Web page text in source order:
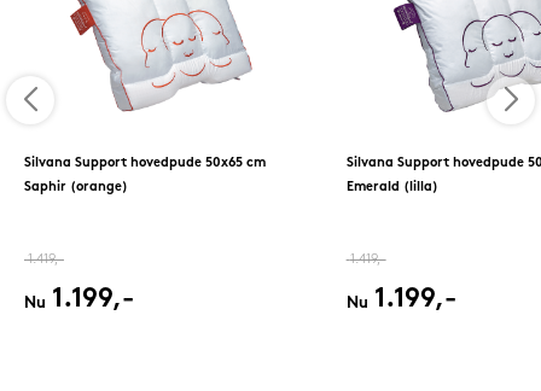
Silvana Support hovedpude 50x65 cm
Saphir (orange)
1.419,-
Nu 1.199,-
Silvana Support hovedpude
Emerald (lilla)
1.419,-
Nu 1.199,-